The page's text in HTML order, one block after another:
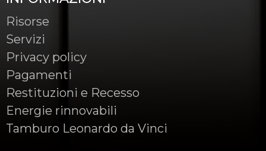
Risorse
Servizi
Privacy policy
Pagamenti
Restituzioni e Recesso
Energie rinnovabili
Tamburo Leonardo da Vinci